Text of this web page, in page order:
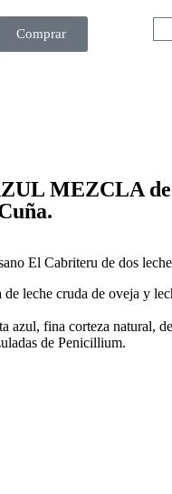
Comprar
MEZCLA de
El Cabriteru de dos
leche cruda de oveja y
azul, fina corteza natural,
de Penicillium.